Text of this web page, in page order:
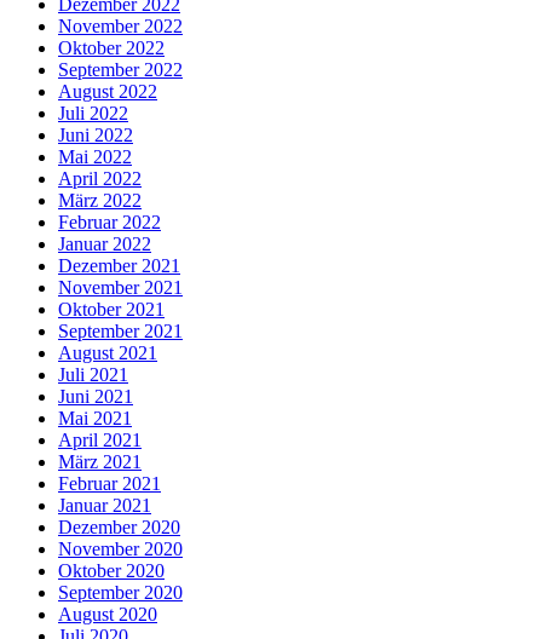
November 2022
Oktober 2022
September 2022
August 2022
Juli 2022
Juni 2022
Mai 2022
April 2022
März 2022
Februar 2022
Januar 2022
Dezember 2021
November 2021
Oktober 2021
September 2021
August 2021
Juli 2021
Juni 2021
Mai 2021
April 2021
März 2021
Februar 2021
Januar 2021
Dezember 2020
November 2020
Oktober 2020
September 2020
August 2020